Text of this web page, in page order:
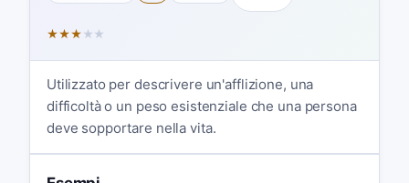
★★★ ★ ★
Utilizzato per descrivere un'afflizione, una
difficoltà o un peso esistenziale che una persona
deve sopportare nella vita.